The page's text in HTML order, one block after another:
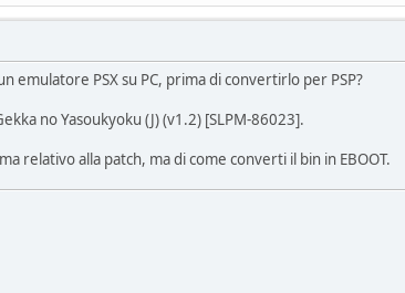
emulatore PSX su PC, prima di convertirlo per PSP?
no Yasoukyoku (J) (v1.2) [SLPM-86023].
relativo alla patch, ma di come converti il bin in EBOOT.